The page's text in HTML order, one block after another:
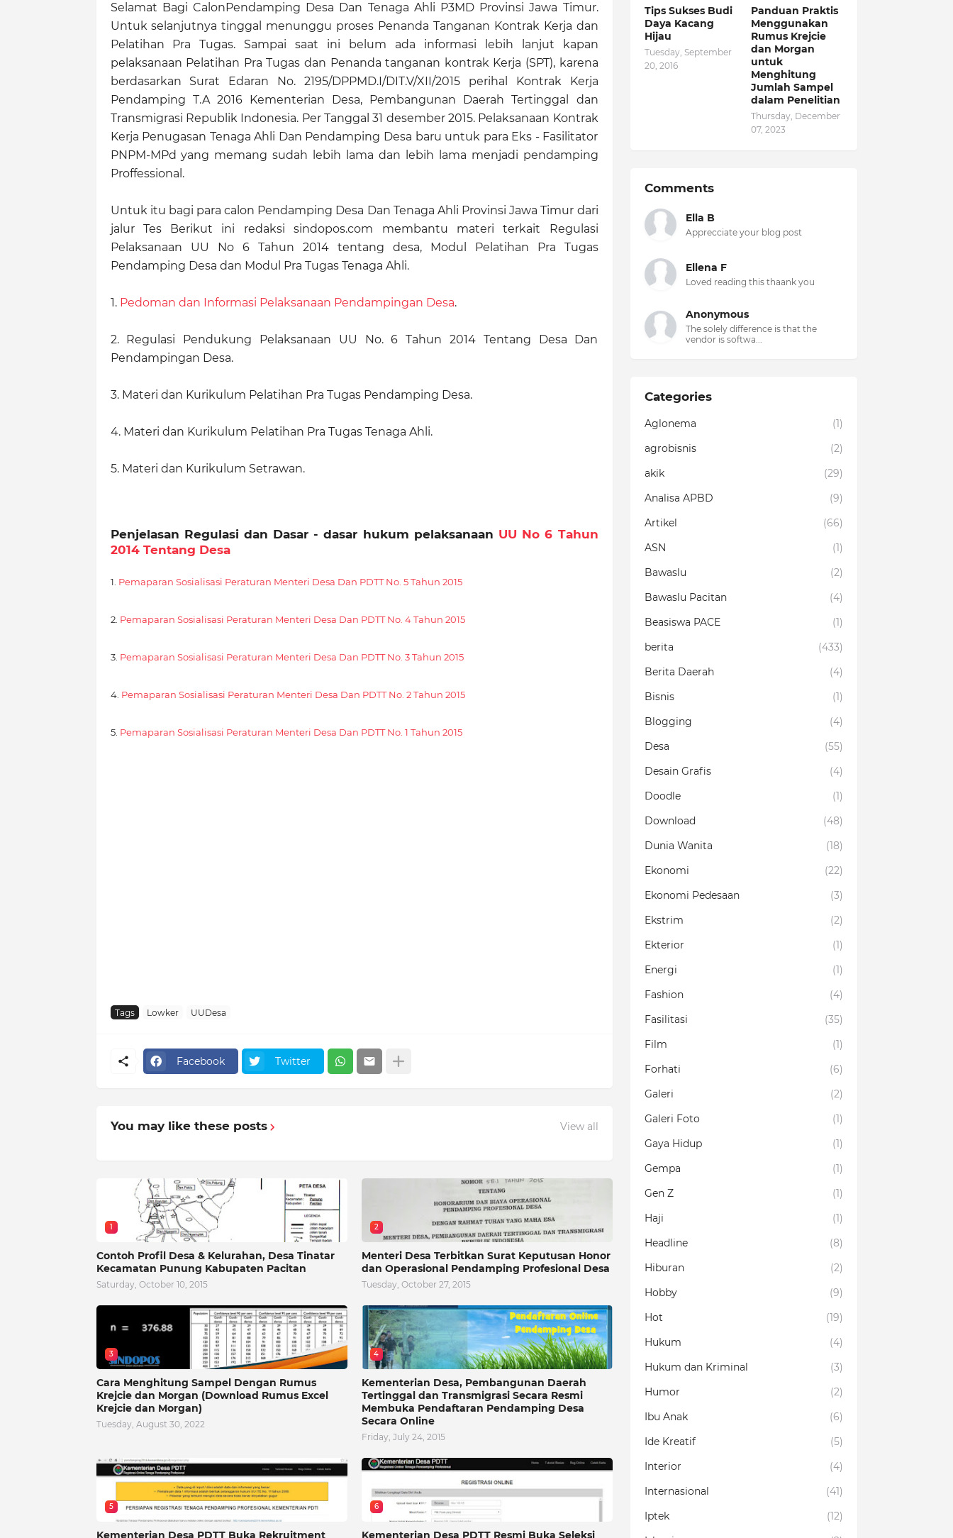
Selamat Bagi CalonPendamping Desa Dan Tenaga Ahli P3MD Provinsi Jawa Timur.
Untuk selanjutnya tinggal menunggu proses Penanda Tanganan Kontrak Kerja dan
Pelatihan Pra Tugas. Sampai saat ini belum ada informasi lebih lanjut kapan
pelaksanaan Pelatihan Pra Tugas dan Penanda tanganan kontrak Kerja (SPT), karena
berdasarkan Surat Edaran No. 2195/DPPMD.I/DIT.V/XII/2015 perihal Kontrak Kerja
Pendamping T.A 2016 Kementerian Desa, Pembangunan Daerah Tertinggal dan
Transmigrasi Republik Indonesia. Per Tanggal 31 desember 2015. Pelaksanaan Kontrak
Kerja Penugasan Tenaga Ahli Dan Pendamping Desa baru untuk para Eks - Fasilitator
PNPM-MPd yang memang sudah lebih lama dan lebih lama menjadi pendamping
Proffessional.
Untuk itu bagi para calon Pendamping Desa Dan Tenaga Ahli Provinsi Jawa Timur dari
jalur Tes Berikut ini redaksi sindopos.com membantu materi terkait Regulasi
Pelaksanaan UU No 6 Tahun 2014 tentang desa, Modul Pelatihan Pra Tugas
Pendamping Desa dan Modul Pra Tugas Tenaga Ahli.
1. Pedoman dan Informasi Pelaksanaan Pendampingan Desa.
2. Regulasi Pendukung Pelaksanaan UU No. 6 Tahun 2014 Tentang Desa Dan
Pendampingan Desa.
3. Materi dan Kurikulum Pelatihan Pra Tugas Pendamping Desa.
4. Materi dan Kurikulum Pelatihan Pra Tugas Tenaga Ahli.
5. Materi dan Kurikulum Setrawan.
Penjelasan Regulasi dan Dasar - dasar hukum pelaksanaan UU No 6 Tahun
2014 Tentang Desa
1. Pemaparan Sosialisasi Peraturan Menteri Desa Dan PDTT No. 5 Tahun 2015
2. Pemaparan Sosialisasi Peraturan Menteri Desa Dan PDTT No. 4 Tahun 2015
3. Pemaparan Sosialisasi Peraturan Menteri Desa Dan PDTT No. 3 Tahun 2015
4. Pemaparan Sosialisasi Peraturan Menteri Desa Dan PDTT No. 2 Tahun 2015
5. Pemaparan Sosialisasi Peraturan Menteri Desa Dan PDTT No. 1 Tahun 2015
Tags Lowker UUDesa
Facebook Twitter
You may like these posts View all
1
Contoh Profil Desa & Kelurahan, Desa Tinatar
Kecamatan Punung Kabupaten Pacitan
Saturday, October 10, 2015
2
Menteri Desa Terbitkan Surat Keputusan Honor
dan Operasional Pendamping Profesional Desa
Tuesday, October 27, 2015
3
Cara Menghitung Sampel Dengan Rumus
Krejcie dan Morgan (Download Rumus Excel
Krejcie dan Morgan)
Tuesday, August 30, 2022
4
Kementerian Desa, Pembangunan Daerah
Tertinggal dan Transmigrasi Secara Resmi
Membuka Pendaftaran Pendamping Desa
Secara Online
Friday, July 24, 2015
5
Kementerian Desa PDTT Buka Rekruitment
6
Kementerian Desa PDTT Resmi Buka Seleksi
Tips Sukses Budi
Daya Kacang
Hijau
Tuesday, September
20, 2016
Panduan Praktis
Menggunakan
Rumus Krejcie
dan Morgan
untuk
Menghitung
Jumlah Sampel
dalam Penelitian
Thursday, December
07, 2023
Comments
Ella B
Apprecciate your blog post
Ellena F
Loved reading this thaank you
Anonymous
The solely difference is that the
vendor is softwa...
Categories
Aglonema
(1)
agrobisnis
(2)
akik
(29)
Analisa APBD
(9)
Artikel
(66)
ASN
(1)
Bawaslu
(2)
Bawaslu Pacitan
(4)
Beasiswa PACE
(1)
berita
(433)
Berita Daerah
(4)
Bisnis
(1)
Blogging
(4)
Desa
(55)
Desain Grafis
(4)
Doodle
(1)
Download
(48)
Dunia Wanita
(18)
Ekonomi
(22)
Ekonomi Pedesaan
(3)
Ekstrim
(2)
Ekterior
(1)
Energi
(1)
Fashion
(4)
Fasilitasi
(35)
Film
(1)
Forhati
(6)
Galeri
(2)
Galeri Foto
(1)
Gaya Hidup
(1)
Gempa
(1)
Gen Z
(1)
Haji
(1)
Headline
(8)
Hiburan
(2)
Hobby
(9)
Hot
(19)
Hukum
(4)
Hukum dan Kriminal
(3)
Humor
(2)
Ibu Anak
(6)
Ide Kreatif
(5)
Interior
(4)
Internasional
(41)
Iptek
(12)